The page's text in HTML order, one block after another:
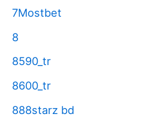
7Mostbet
8
8590_tr
8600_tr
888starz bd